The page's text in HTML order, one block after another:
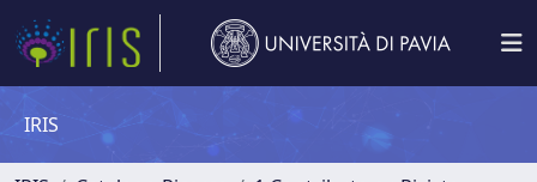
IRIS